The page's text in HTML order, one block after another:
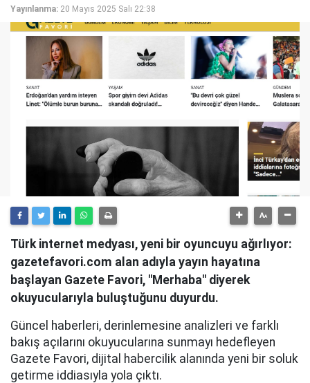
Yayınlanma: 20 Mayıs 2025 Salı 22:38
Türk internet medyası, yeni bir oyuncuyu ağırlıyor:
gazetefavori.com alan adıyla yayın hayatına
başlayan Gazete Favori, "Merhaba" diyerek
okuyucularıyla buluştuğunu duyurdu.
Güncel haberleri, derinlemesine analizleri ve farklı
bakış açılarını okuyucularına sunmayı hedefleyen
Gazete Favori, dijital habercilik alanında yeni bir soluk
getirme iddiasıyla yola çıktı.